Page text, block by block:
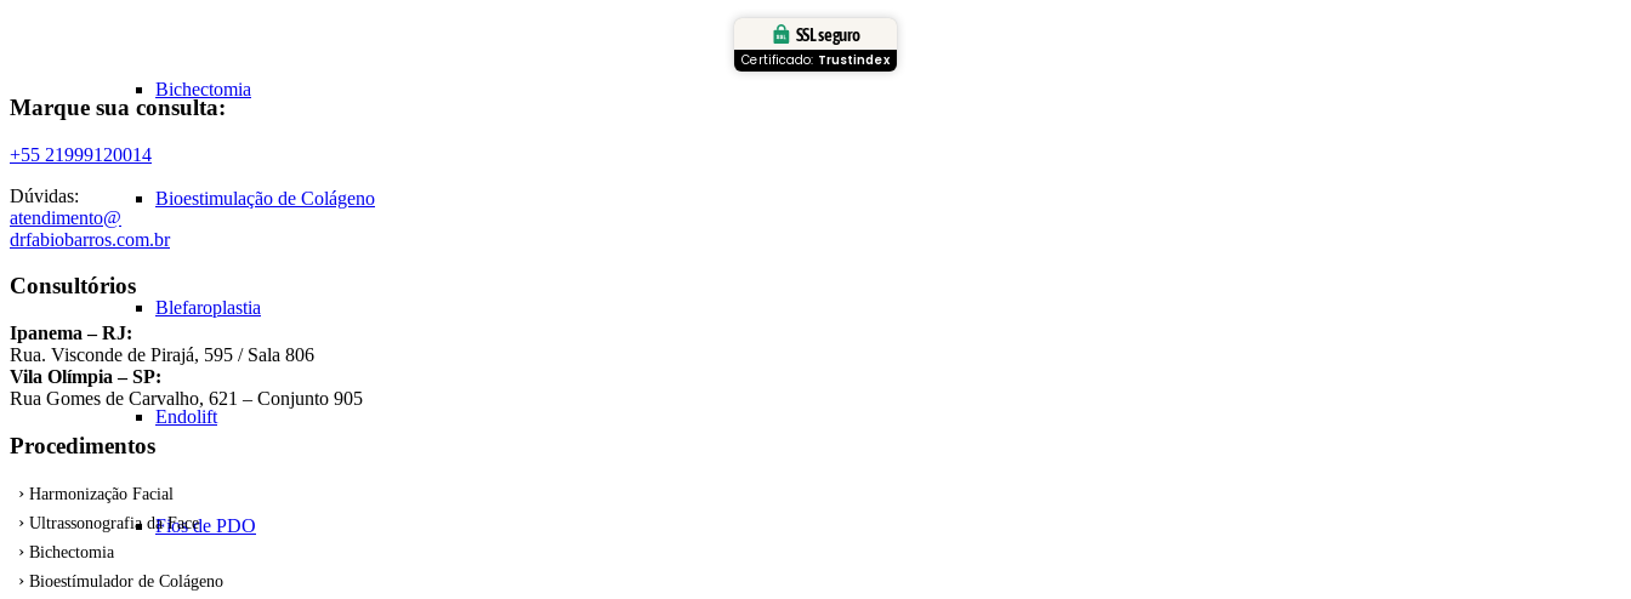
Bichectomia
Bioestimulação de Colágeno
Blefaroplastia
Endolift
Fios de PDO
SSL seguro
Certificado: Trustindex
Marque sua consulta:
+55 21999120014
Dúvidas:
atendimento@
drfabiobarros.com.br
Consultórios
Ipanema – RJ:
Rua. Visconde de Pirajá, 595 / Sala 806
Vila Olímpia – SP:
Rua Gomes de Carvalho, 621 – Conjunto 905
Procedimentos
Harmonização Facial
Ultrassonografia da Face
Bichectomia
Bioestímulador de Colágeno